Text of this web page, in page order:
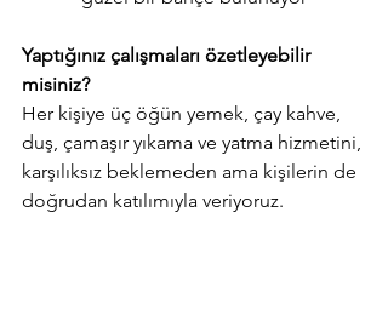
Yaptığınız çalışmaları özetleyebilir
misiniz?
Her kişiye üç öğün yemek, çay kahve,
duş, çamaşır yıkama ve yatma hizmetini,
karşılıksız beklemeden ama kişilerin de
doğrudan katılımıyla veriyoruz.